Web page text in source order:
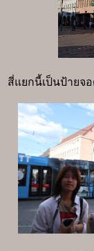
สี่แยกนี้เป็นป้ายจอ